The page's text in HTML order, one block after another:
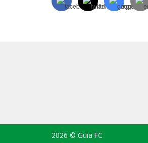
2026 © Guia FC